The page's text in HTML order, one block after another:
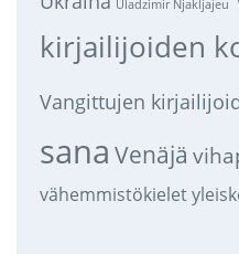
Uladzimir Njakljajeu
kirjailijoiden
Vangittujen
sana Venäjä
vähemmistökielet